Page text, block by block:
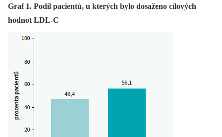
Graf 1. Podíl pacientů, u kterých bylo dosaženo cílových
hodnot LDL-C